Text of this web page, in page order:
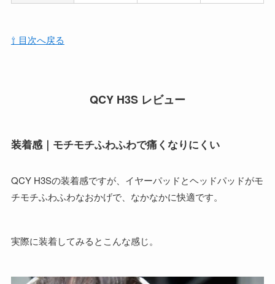
⇧ 目次へ戻る
QCY H3S レビュー
装着感｜モチモチふわふわで痛くなりにくい
QCY H3Sの装着感ですが、イヤーパッドとヘッドパッドがモ
チモチふわふわなおかげで、なかなかに快適です。
実際に装着してみるとこんな感じ。